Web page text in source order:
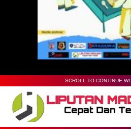
SCROLL TO CONTINUE